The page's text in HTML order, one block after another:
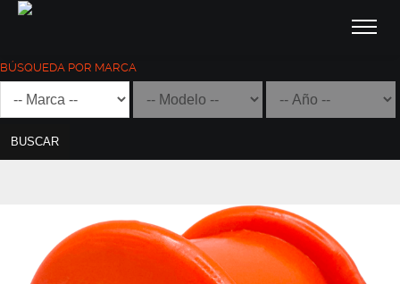
BÚSQUEDA POR MARCA
BUSCAR